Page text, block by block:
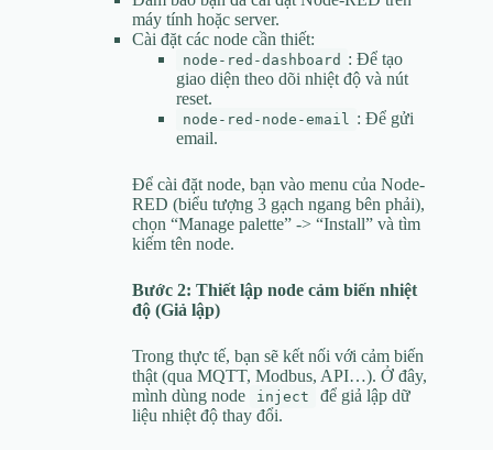
máy tính hoặc server.
Cài đặt các node cần thiết:
node-red-dashboard : Để tạo
giao diện theo dõi nhiệt độ và nút
reset.
node-red-node-email
: Để gửi
email.
Để cài đặt node, bạn vào menu của Node-
RED (biểu tượng 3 gạch ngang bên phải),
chọn “Manage palette” -> “Install” và tìm
kiếm tên node.
Bước 2: Thiết lập node cảm biến nhiệt
độ (Giả lập)
Trong thực tế, bạn sẽ kết nối với cảm biến
thật (qua MQTT, Modbus, API…). Ở đây,
mình dùng node
inject
để giả lập dữ
liệu nhiệt độ thay đổi.